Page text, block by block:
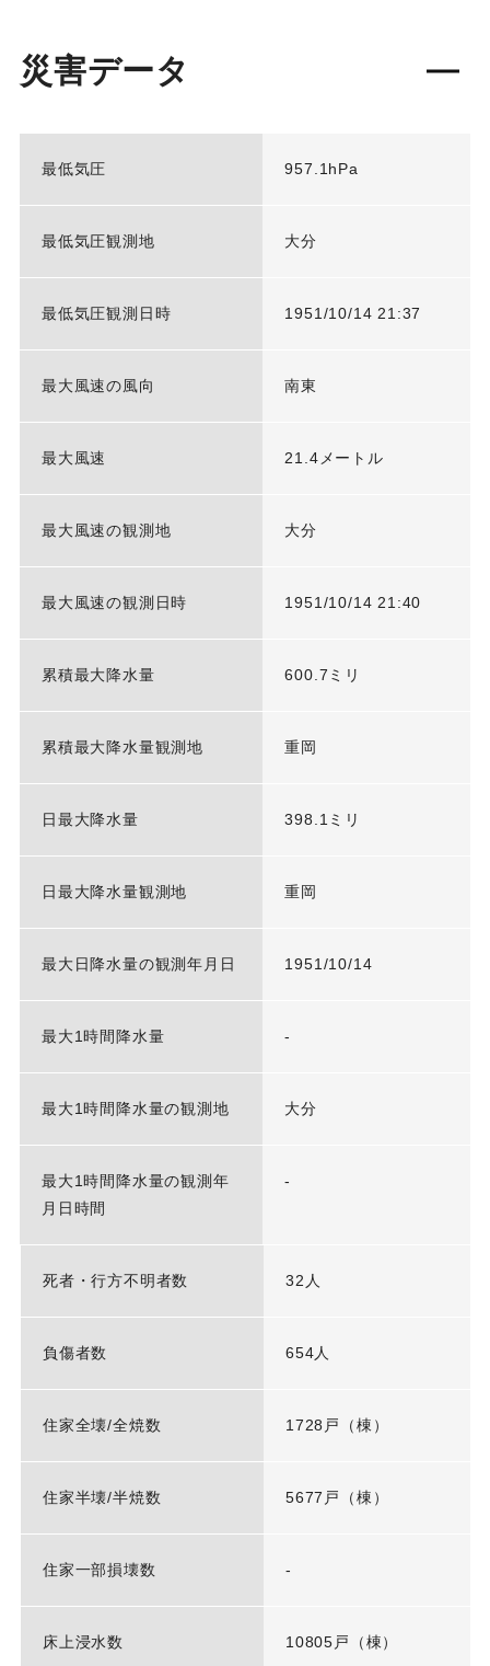
災害データ
最低気圧 957.1hPa
最低気圧観測地 大分
最低気圧観測日時 1951/10/14 21:37
最大風速の風向 南東
最大風速 21.4メートル
最大風速の観測地 大分
最大風速の観測日時 1951/10/14 21:40
累積最大降水量 600.7ミリ
累積最大降水量観測地 重岡
日最大降水量 398.1ミリ
日最大降水量観測地 重岡
最大日降水量の観測年月日 1951/10/14
最大1時間降水量 -
最大1時間降水量の観測地 大分
最大1時間降水量の観測年
月日時間
-
死者・行方不明者数 32人
負傷者数 654人
住家全壊/全焼数 1728戸（棟）
住家半壊/半焼数 5677戸（棟）
住家一部損壊数 -
床上浸水数 10805戸（棟）